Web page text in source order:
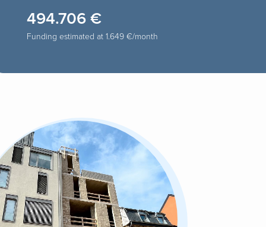
494.706 €
Funding estimated at 1.649 €/month